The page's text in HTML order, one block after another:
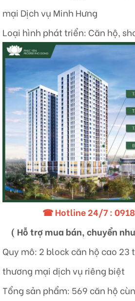
mại Dịch vụ Minh Hưng
Loại hình phát triển: Căn hộ,
☎ Hotline 24/7 :
( Hỗ trợ mua bán, chuyển
Quy mô: 2 block căn hộ cao 23
thương mại dịch vụ riêng biệt
Tổng sản phẩm: 569 căn hộ